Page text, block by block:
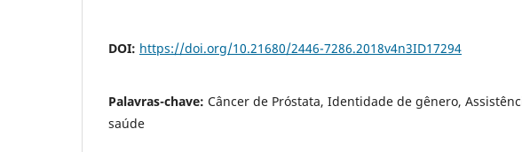
DOI: https://doi.org/10.21680/2446-7286.2018v4n3ID17294
Palavras-chave: Câncer de Próstata, Identidade de gênero,
saúde